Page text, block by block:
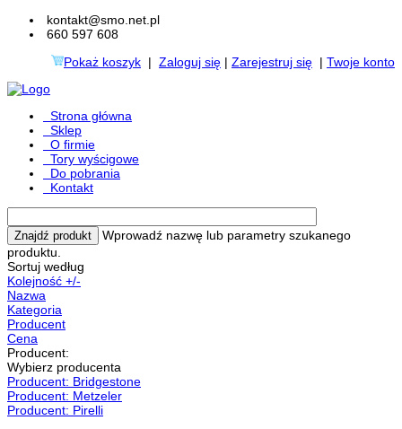
kontakt@smo.net.pl
660 597 608
Pokaż koszyk | Zaloguj się | Zarejestruj się | Twoje konto
Strona główna
Sklep
O firmie
Tory wyścigowe
Do pobrania
Kontakt
Wprowadź nazwę lub parametry szukanego
produktu.
Sortuj według
Kolejność +/-
Nazwa
Kategoria
Producent
Cena
Producent:
Wybierz producenta
Producent: Bridgestone
Producent: Metzeler
Producent: Pirelli